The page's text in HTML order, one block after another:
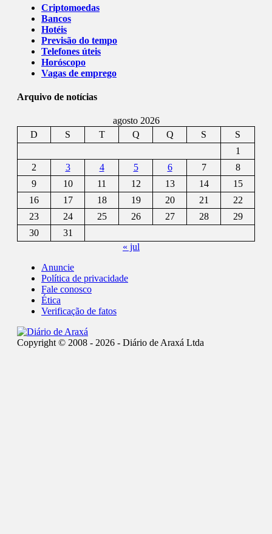
Criptomoedas
Bancos
Hotéis
Previsão do tempo
Telefones úteis
Horóscopo
Vagas de emprego
Arquivo de notícias
agosto 2026
D
S T Q Q S
S
1
2
3 4 5 6 7
8
9
10 11 12 13 14
15
16
17 18 19 20 21
22
23
24 25 26 27 28
29
30
31
« jul
Anuncie
Política de privacidade
Fale conosco
Ética
Verificação de fatos
Copyright © 2008 - 2026 - Diário de Araxá Ltda